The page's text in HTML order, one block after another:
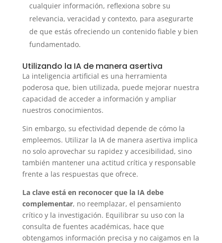
cualquier información, reflexiona sobre su
relevancia, veracidad y contexto, para asegurarte
de que estás ofreciendo un contenido fiable y bien
fundamentado.
Utilizando la IA de manera asertiva
La inteligencia artificial es una herramienta
poderosa que, bien utilizada, puede mejorar nuestra
capacidad de acceder a información y ampliar
nuestros conocimientos.
Sin embargo, su efectividad depende de cómo la
empleemos. Utilizar la IA de manera asertiva implica
no solo aprovechar su rapidez y accesibilidad, sino
también mantener una actitud crítica y responsable
frente a las respuestas que ofrece.
La clave está en reconocer que la IA debe
complementar, no reemplazar, el pensamiento
crítico y la investigación. Equilibrar su uso con la
consulta de fuentes académicas, hace que
obtengamos información precisa y no caigamos en la